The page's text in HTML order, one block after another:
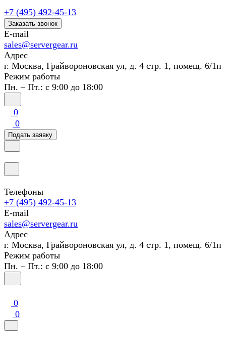
+7 (495) 492-45-13
Заказать звонок
E-mail
sales@servergear.ru
Адрес
г. Москва, Грайвороновская ул, д. 4 стр. 1, помещ. 6/1п
Режим работы
Пн. – Пт.: с 9:00 до 18:00
0
0
Подать заявку
Телефоны
+7 (495) 492-45-13
E-mail
sales@servergear.ru
Адрес
г. Москва, Грайвороновская ул, д. 4 стр. 1, помещ. 6/1п
Режим работы
Пн. – Пт.: с 9:00 до 18:00
0
0